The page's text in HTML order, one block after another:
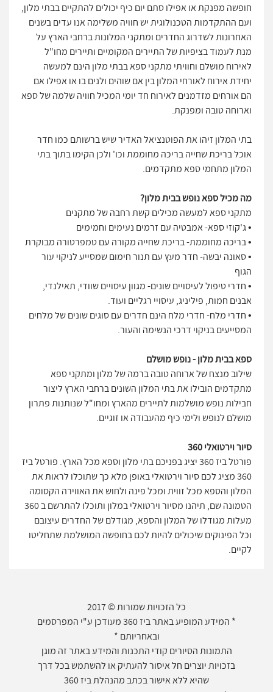
חופשה מפנקת או אפילו סתם יום כיף יכולים להתקיים בבתי מלון,
ועם ההתקדמות הטכנולוגית יש חוויה משלימה אנו עדים בשנים
האחרונות לשדרוג החדרים ומתקני המלונות ברחבי הארץ על
מנת לעמוד בציפיות של התיירים המקומיים ותיירים מחו"ל
לאירוח מושלם וחוויתי מתקני ספא בבתי מלון הינם למעשה
יחידת אירוח לאורחי המלון בין אם שוהים ולנים בו או אפילו אם
הם אורחים מזדמנים לאירוח חד יומי המכיל חוויה שלמה של ספא
וארוחה טובה ומפנקת.
בתי המלון זיהו את הפוטנציאל האדיר שיש ברשותם כמו חדר
אוכל בריכת שחייה בריכה מחוממת וכו' ולכן הקימו בתוך בתי
המלון מתחמי ספא מתקדמים.
מה מכיל ספא נופש בבית מלון?
מתקני ספא למעשה מכילים קשת רחבה של מתקנים
• ג'קוזי ספא- אמבטיה עם זרמים נעימים וחמימים
• בריכה מחוממת- בריכת שחייה מקורה עם טמפרטורה מבוקרת
• סאונה יבשה- חדר מעץ עם תנור חימום שמסייע לניקוי עור
הגוף
• חדרי טיפול לעיסויים שונים- מגוון עיסויים שוודי, תאילנדי,
אבנים חמות, פיליניג, עיסויי רגליים ועוד.
• חדרי מלח- חדרי מלח הינם חדרים עם סוגים שונים של מלחים
המסייעים בניקוי דרכי הנשימה והעור.
ספא בבית מלון - נופש מושלם
שילוב מנצח של ארוחה טובה ברמה של מלון ומתקני ספא
מתקדמים הובילו את בתי המלון השונים ברחבי הארץ ליצור
חבילות נופש מושלמות לתיירים מהארץ ומחו"ל שנותנות פתרון
מושלם לנופש ולימי כיף מהעבודה או זוגיים.
סיור וירטואלי 360
פורטל ביז 360 יציג בפניכם בתי מלון וספא מכל הארץ. פורטל ביז
360 מציג לכם סיור וירטואלי באופן מלא כך שתוכלו לראות את
המלון והספא מכל זווית ומכל פינה ולחוש את האווירה הקסומה
הטמונה שם, תיהנו מסיור וירטואלי במלון ותוכלו להתרשם ב 360
מעלות מגודלו של המלון והספא, מגודלם של החדרים עיצובם
וכל הפינוקים שיכולים להיות לכם בחופשה המושלמת שתחליטו
לקיים.
כל הזכויות שמורות © 2017
* המידע המופיע באתר ביז 360 מעודכן ע"י המפרסמים
ובאחריותם *
התמונות הסיורים קודי התכנות והמידע באתר זה מוגן
בזכויות יוצרים חל איסור להעתיק או להשתמש בכל דרך
שהיא ללא אישור בכתב מהנהלת ביז 360